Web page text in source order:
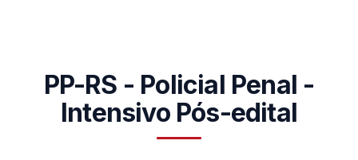
PP-RS - Policial Penal -
Intensivo Pós-edital